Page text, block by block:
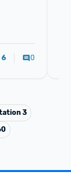
6 0
3